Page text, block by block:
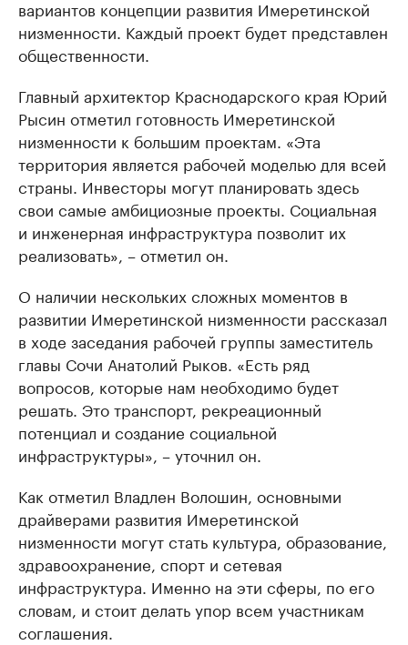
вариантов концепции развития Имеретинской
низменности. Каждый проект будет представлен
общественности.
Главный архитектор Краснодарского края Юрий
Рысин отметил готовность Имеретинской
низменности к большим проектам. «Эта
территория является рабочей моделью для всей
страны. Инвесторы могут планировать здесь
свои самые амбициозные проекты. Социальная
и инженерная инфраструктура позволит их
реализовать», – отметил он.
О наличии нескольких сложных моментов в
развитии Имеретинской низменности рассказал
в ходе заседания рабочей группы заместитель
главы Сочи Анатолий Рыков. «Есть ряд
вопросов, которые нам необходимо будет
решать. Это транспорт, рекреационный
потенциал и создание социальной
инфраструктуры», – уточнил он.
Как отметил Владлен Волошин, основными
драйверами развития Имеретинской
низменности могут стать культура, образование,
здравоохранение, спорт и сетевая
инфраструктура. Именно на эти сферы, по его
словам, и стоит делать упор всем участникам
соглашения.